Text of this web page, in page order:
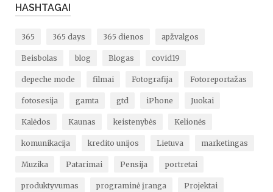
straipsnelis"
HASHTAGAI
365 365 days 365 dienos apžvalgos
Beisbolas blog Blogas covid19
depeche mode filmai Fotografija Fotoreportažas
fotosesija gamta gtd iPhone Juokai
Kalėdos Kaunas keistenybės Kelionės
komunikacija kredito unijos Lietuva marketingas
Muzika Patarimai Pensija portretai
produktyvumas programinė įranga Projektai